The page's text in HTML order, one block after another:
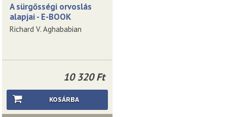
A sürgősségi orvoslás
alapjai - E-BOOK
Richard V. Aghababian
10 320 Ft
KOSÁRBA